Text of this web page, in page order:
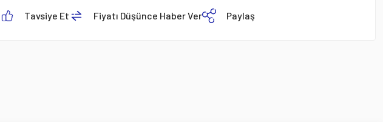
Tavsiye Et Fiyatı Düşünce Haber Ver Paylaş